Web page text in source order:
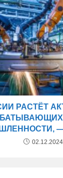
РАСТЁТ
—
02.12.2024